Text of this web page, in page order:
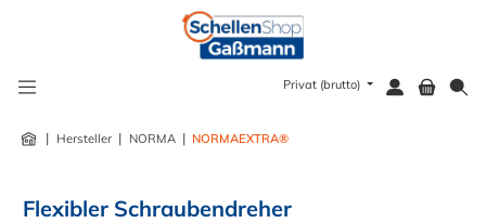
Privat (brutto)
| Hersteller | NORMA | NORMAEXTRA®
Flexibler Schraubendreher